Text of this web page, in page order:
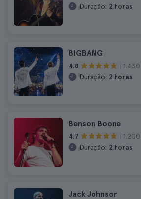
Duração: 2 horas
BIGBANG
4.8
Duração: 2 horas
Benson Boone
4.7
Duração: 2 horas
Jack Johnson